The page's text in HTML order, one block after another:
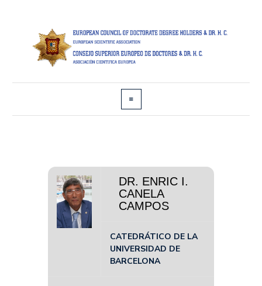
DR. ENRIC I.
CANELA
CAMPOS
CATEDRÁTICO DE LA
UNIVERSIDAD DE
BARCELONA